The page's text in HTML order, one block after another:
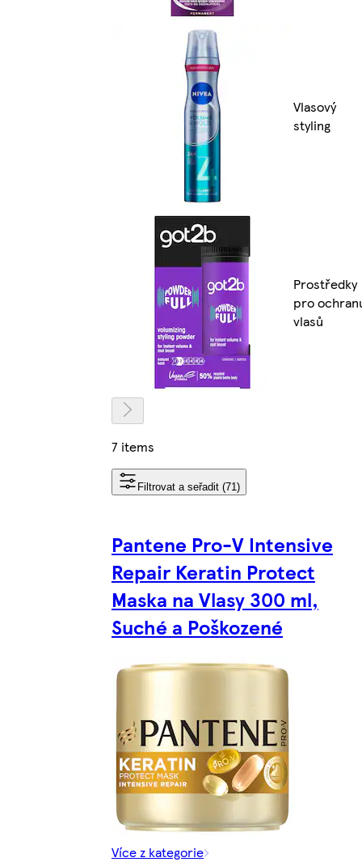
Vlasový
styling
Prostředky
pro
vlasů
7 items
Filtrovat a seřadit (71)
Pantene Pro-V Intensive
Repair Keratin Protect
Maska na Vlasy 300 ml,
Suché a Poškozené
Více z kategorie